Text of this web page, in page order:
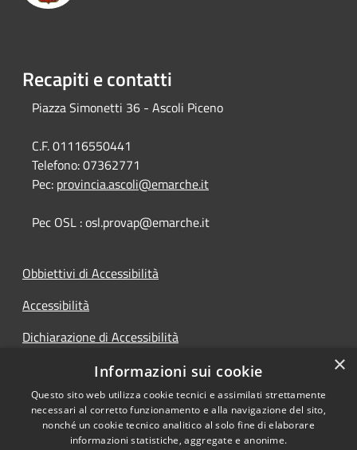
Recapiti e contatti
Piazza Simonetti 36 - Ascoli Piceno
C.F. 01116550441
Telefono:07362771
Pec: provincia.ascoli@emarche.it
Pec OSL : osl.provap@emarche.it
Obbiettivi di Accessibilità
Accessibilità
Dichiarazione di Accessibilità
Accesso Civico
Copyright © 2026 • Provincia di
×
Informazioni sui cookie
Questo sito web utilizza cookie tecnici e assimilati strettamente
necessari al corretto funzionamento e alla navigazione del sito,
nonché un cookie tecnico analitico al solo fine di elaborare
informazioni statistiche, aggregate e anonime.